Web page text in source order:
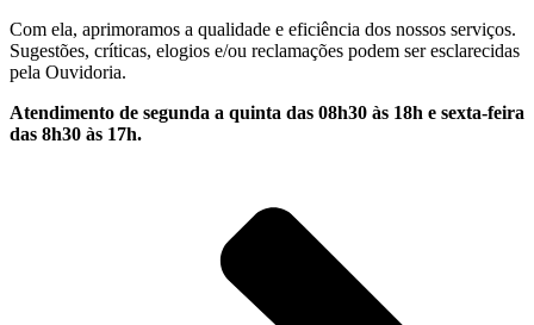
Com ela, aprimoramos a qualidade e eficiência dos nossos serviços.
Sugestões, críticas, elogios e/ou reclamações podem ser esclarecidas
pela Ouvidoria.
Atendimento de segunda a quinta das 08h30 às 18h e sexta-feira
das 8h30 às 17h.